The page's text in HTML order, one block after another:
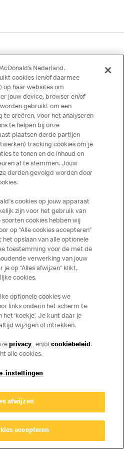
Cookies
McDonald's Nederland.
Nederland.
cookies (en/of daarmee
op haar websites om
jouw device, browser en/of
gebruikt om een
creëren, voor het analyseren
te helpen bij onze
plaatsen derde partijen
tracking cookies om je
te tonen en de inhoud en
af te stemmen. Jouw
derden gevolgd worden door
cookies op jouw apparaat
zijn voor het gebruik van
cookies hebben wij
op “Alle cookies accepteren”
opslaan van alle optionele
toestemming voor de met de
verwerking van jouw
je op “Alles afwijzen” klikt,
cookies.
optionele cookies we
links onderin het scherm te
‘koekje’. Je kunt daar je
wijzigen of intrekken.
privacy- en/ofcookiebeleid.
alle cookies.
instellingen
afwijzen
accepteren